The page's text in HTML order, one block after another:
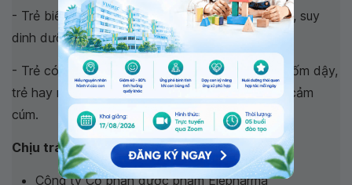
- Trẻ biếng ăn, kém hấp thu thức ăn, trẻ gầy yếu, suy
dinh dưỡng, chậm phát triển.
- Trẻ có sức đề kháng kém, đang ốm hoặc vừa ốm dậy,
trẻ hay mắc các bệnh viêm đường hô hấp trên, cảm
cúm.
Chịu trách nhiệm về chất lượng sản phẩm:
Công ty Cổ phần dược phẩm Elepharma